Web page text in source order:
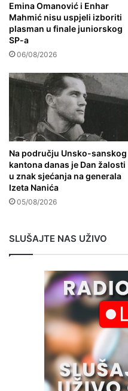
Emina Omanović i Enhar
Mahmić nisu uspjeli izboriti
plasman u finale juniorskog
SP-a
06/08/2026
Na području Unsko-sanskog
kantona danas je Dan žalosti
u znak sjećanja na generala
Izeta Nanića
05/08/2026
SLUŠAJTE NAS UŽIVO